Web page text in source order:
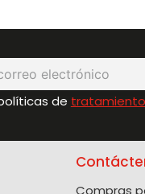
de
Compras